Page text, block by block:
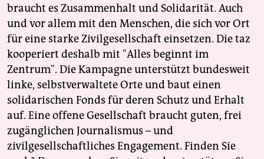
braucht es Zusammenhalt und Solidarität. Auch
und vor allem mit den Menschen, die sich vor Ort
für eine starke Zivilgesellschaft einsetzen. Die taz
kooperiert deshalb mit "Alles beginnt im
Zentrum". Die Kampagne unterstützt bundesweit
linke, selbstverwaltete Orte und baut einen
solidarischen Fonds für deren Schutz und Erhalt
auf. Eine offene Gesellschaft braucht guten, frei
zugänglichen Journalismus – und
zivilgesellschaftliches Engagement. Finden Sie